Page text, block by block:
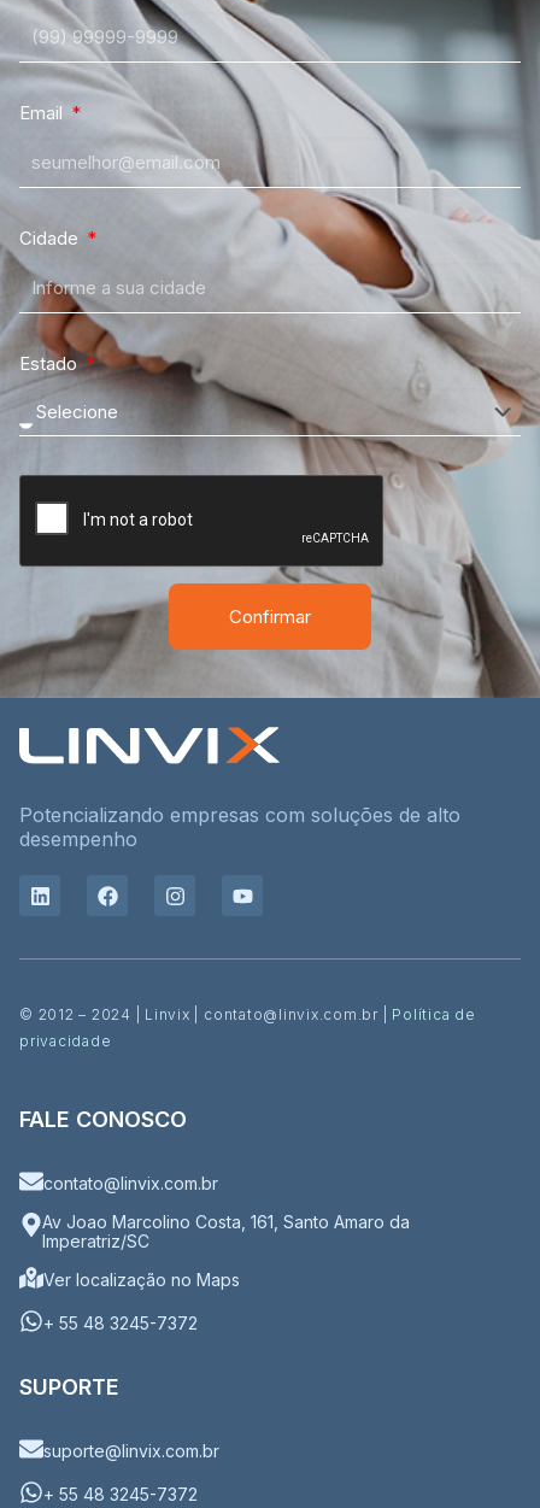
Email
Cidade
Estado
Confirmar
Potencializando empresas com soluções de alto
desempenho
© 2012 – 2024 | Linvix | contato@linvix.com.br | Política de
privacidade
FALE CONOSCO
contato@linvix.com.br
Av Joao Marcolino Costa, 161, Santo Amaro da
Imperatriz/SC
Ver localização no Maps
+ 55 48 3245-7372​
SUPORTE
suporte@linvix.com.br
+ 55 48 3245-7372​